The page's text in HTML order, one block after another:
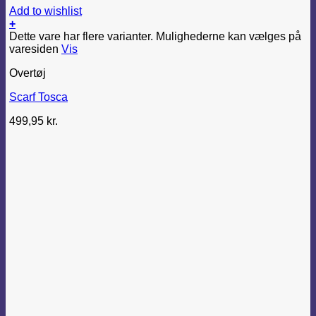
Add to wishlist
+
Dette vare har flere varianter. Mulighederne kan vælges på
varesiden Vis
Overtøj
Scarf Tosca
499,95 kr.